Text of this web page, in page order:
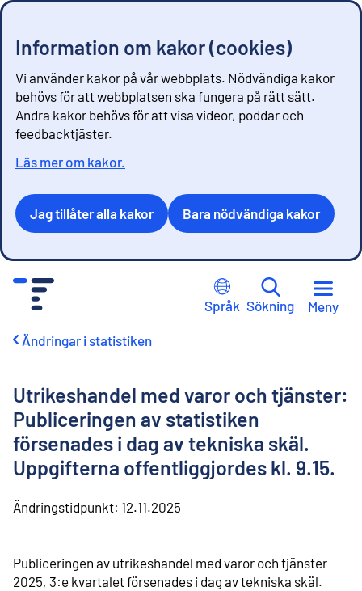
Information om kakor (cookies)
Vi använder kakor på vår webbplats. Nödvändiga kakor
behövs för att webbplatsen ska fungera på rätt sätt.
Andra kakor behövs för att visa videor, poddar och
feedbacktjäster.
Läs mer om kakor.
Jag tillåter alla kakor Bara nödvändiga kakor
Språk Sökning Meny
Ändringar i statistiken
Utrikeshandel med varor och tjänster:
Publiceringen av statistiken
försenades i dag av tekniska skäl.
Uppgifterna offentliggjordes kl. 9.15.
Ändringstidpunkt: 12.11.2025
Publiceringen av utrikeshandel med varor och tjänster
2025, 3:e kvartalet försenades i dag av tekniska skäl.